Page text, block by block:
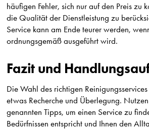
häufigen Fehler, sich nur auf den Preis zu
die Qualität der Dienstleistung zu
Service kann am Ende teurer werden,
ordnungsgemäß ausgeführt wird.
Fazit und
Die Wahl des richtigen
etwas Recherche und Überlegung.
genannten Tipps, um einen Service zu
Bedürfnissen entspricht und Ihnen den